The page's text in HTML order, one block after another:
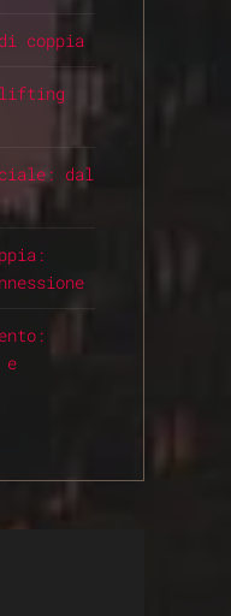
coppia
lifting
dal
e